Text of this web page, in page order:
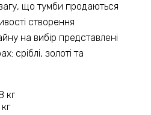
що тумби продаються
створення
на вибір представлені
сріблі, золоті та
кг